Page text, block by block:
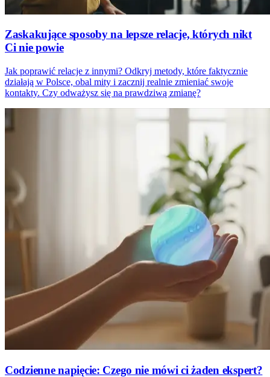
Zaskakujące sposoby na lepsze relacje, których nikt
Ci nie powie
Jak poprawić relacje z innymi? Odkryj metody, które faktycznie
działają w Polsce, obal mity i zacznij realnie zmieniać swoje
kontakty. Czy odważysz się na prawdziwą zmianę?
Codzienne napięcie: Czego nie mówi ci żaden ekspert?